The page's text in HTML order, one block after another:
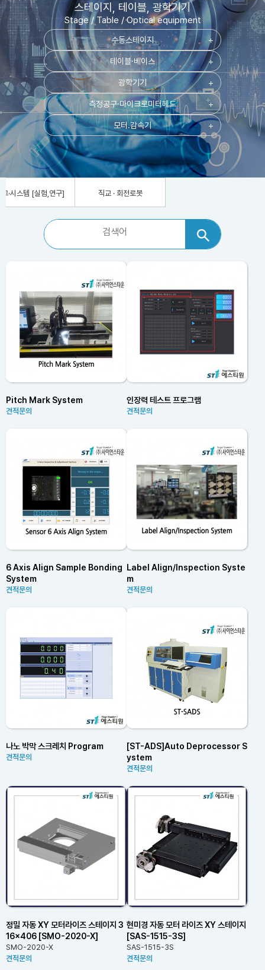
스테이지, 테이블, 광학기기
Stage / Table / Optical equipment
수동스테이지 add
테이블·베이스 add
광학기기 add
측정공구·마이크로미터헤드 add
모터.감속기 add
템 [실험,연구] 직교 · 회전로봇
Pitch Mark System
견적문의
인장력 테스트 프로그램
견적문의
6 Axis Align Sample Bonding
System
견적문의
Label Align/Inspection Syste
m
견적문의
나노 박막 스크레치 Program
견적문의
[ST-ADS]Auto Deprocessor S
ystem
견적문의
정밀 자동 XY 모터라이즈 스테이지 3
16×406 [SMO-2020-X]
SMO-2020-X
견적문의
현미경 자동 모터 라이즈 XY 스테이지
[SAS-1515-3S]
SAS-1515-3S
견적문의